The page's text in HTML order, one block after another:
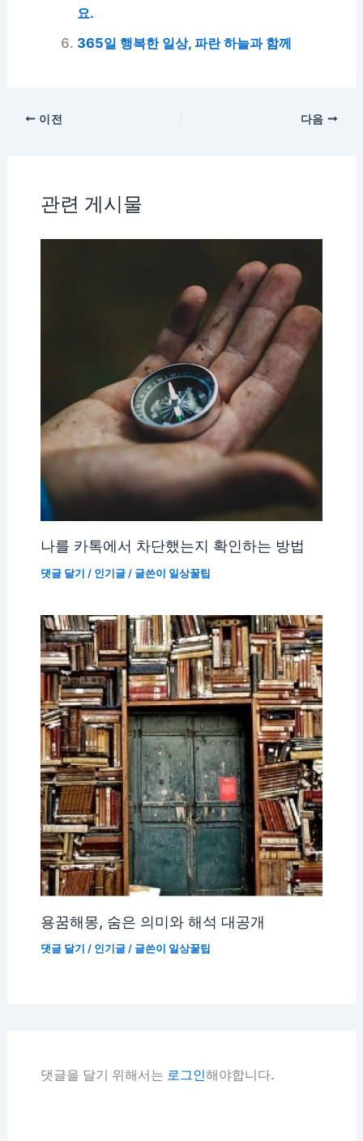
요.
365일 행복한 일상, 파란 하늘과 함께
이전 다음
관련 게시물
나를 카톡에서 차단했는지 확인하는 방법
댓글 달기 / 인기글/ 글쓴이 일상꿀팁
용꿈해몽, 숨은 의미와 해석 대공개
댓글 달기 / 인기글/ 글쓴이 일상꿀팁
댓글을 달기 위해서는 로그인해야합니다.